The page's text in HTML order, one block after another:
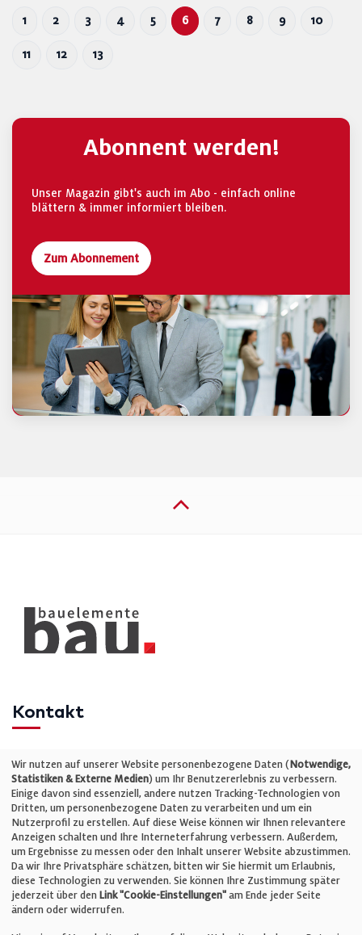
1 2 3 4 5 6 7 8 9 10
11 12 13
Abonnent werden!
Unser Magazin gibt's auch im Abo - einfach online
blättern & immer informiert bleiben.
Zum Abonnement
Kontakt
Telefon: +49 (0)711 2585563-0
E-Mail:info@bauelemente-bau.eu
Unternehmen
Impressum
Wir nutzen auf unserer Website personenbezogene Daten (Notwendige,
Statistiken & Externe Medien) um Ihr Benutzererlebnis zu verbessern.
Einige davon sind essenziell, andere nutzen Tracking-Technologien von
Dritten, um personenbezogene Daten zu verarbeiten und um ein
Nutzerprofil zu erstellen. Auf diese Weise können wir Ihnen relevantere
Anzeigen schalten und Ihre Interneterfahrung verbessern. Außerdem,
um Ergebnisse zu messen oder den Inhalt unserer Website abzustimmen.
Da wir Ihre Privatsphäre schätzen, bitten wir Sie hiermit um Erlaubnis,
diese Technologien zu verwenden. Sie können Ihre Zustimmung später
jederzeit über den Link "Cookie-Einstellungen" am Ende jeder Seite
ändern oder widerrufen.